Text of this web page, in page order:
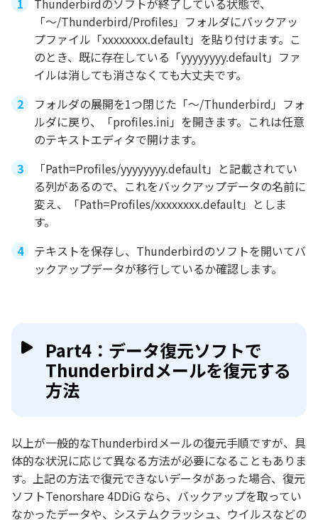
Thunderbirdのソフトが終了している状態で、
「～/Thunderbird/Profiles」フォルダにバックアッ
プファイル「xxxxxxxx.default」を貼り付けます。こ
のとき、既に存在している「yyyyyyyy.default」ファ
イルは消しても消さなくても大丈夫です。
フォルダの展開を1つ閉じた「～/Thunderbird」フォ
ルダに戻り、「profiles.ini」を開きます。これは任意
のテキストエディタで開けます。
「Path=Profiles/yyyyyyyy.default」と記載されてい
る列があるので、これをバックアップデータの名前に
変え、「Path=Profiles/xxxxxxxx.default」としま
す。
テキストを保存し、Thunderbirdのソフトを開いてバ
ックアップデータが移行しているか確認します。
Part4：データ復元ソフトで
Thunderbirdメールを復元する
方法
以上が一般的なThunderbirdメールの復元手順ですが、具
体的な状況に応じて異なる方法が必要になることもありま
す。上記の方法で復元できないデータがあった場合、復元
ソフトTenorshare 4DDiG なら、バックアップを取ってい
なかったデータや、システムクラッシュ、ウイルスなどの